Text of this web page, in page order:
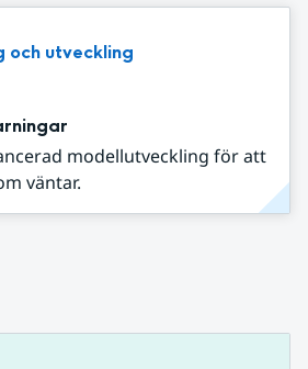
och utveckling
modellutveckling för att
väntar.